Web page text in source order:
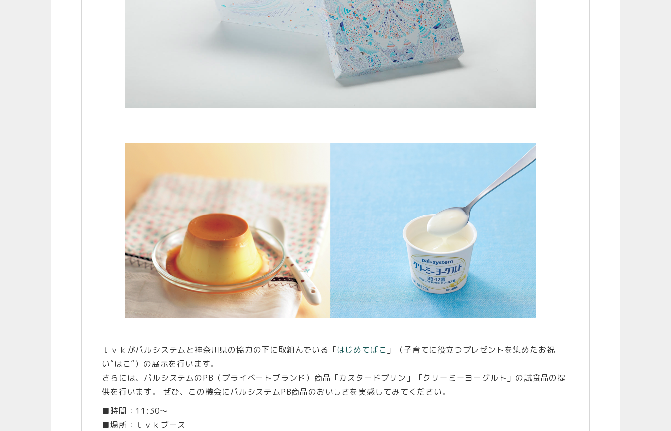
ｔｖｋがパルシステムと神奈川県の協力の下に取組んでいる「はじめてばこ 」（子育てに役立つプレゼントを集めたお祝
い“はこ”）の展示を行います。
さらには、パルシステムのPB（プライベートブランド）商品「カスタードプリン」「クリーミーヨーグルト」の試食品の提
供を行います。 ぜひ、この機会にパルシステムPB商品のおいしさを実感してみてください。
■時間：11:30～
■場所：ｔｖｋブース